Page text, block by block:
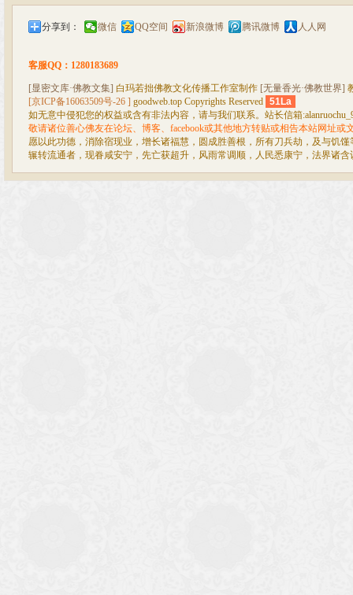
分享到： 微信 QQ空间 新浪微博 腾讯微博 人人网
客服QQ：1280183689
[显密文库·佛教文集] 白玛若拙佛教文化传播工作室制作 [无量香光·佛教世界]
[京ICP备16063509号-26 ] goodweb.top Copyrights Reserved 51La
如无意中侵犯您的权益或含有非法内容，请与我们联系。站长信箱
敬请诸位善心佛友在论坛、博客、facebook或其他地方转贴或相告本站网址或
愿以此功德，消除宿现业，增长诸福慧，圆成胜善根，所有刀兵劫，及与饥
辗转流通者，现眷咸安宁，先亡获超升，风雨常调顺，人民悉康宁，法界诸含